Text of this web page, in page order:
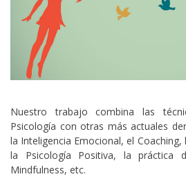
Nuestro trabajo combina las
Psicología con otras más actuales
la Inteligencia Emocional, el
la Psicología Positiva, la práctica
Mindfulness, etc.